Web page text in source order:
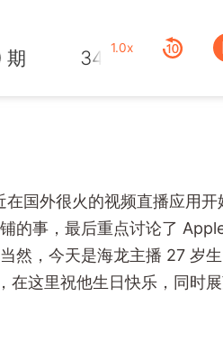
1.0x
国外很火的视频直播应用
的事，最后重点讨论了
然，今天是海龙主播 27 岁
在这里祝他生日快乐，同时